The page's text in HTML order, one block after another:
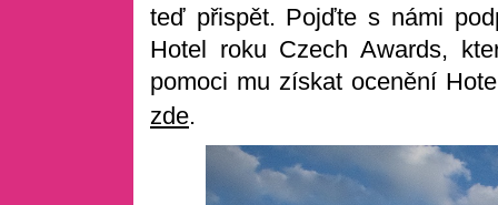
teď přispět. Pojďte s námi
Hotel roku Czech Awards,
pomoci mu získat ocenění
zde.